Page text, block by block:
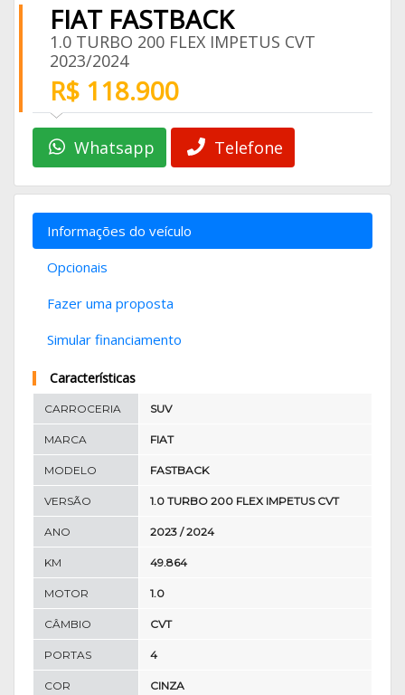
FIAT FASTBACK
1.0 TURBO 200 FLEX IMPETUS CVT
2023/2024
R$ 118.900
Whatsapp Telefone
Informações do veículo
Opcionais
Fazer uma proposta
Simular financiamento
Características
CARROCERIA SUV
MARCA FIAT
MODELO FASTBACK
VERSÃO 1.0 TURBO 200 FLEX IMPETUS CVT
ANO 2023 / 2024
KM 49.864
MOTOR 1.0
CÂMBIO CVT
PORTAS 4
COR CINZA